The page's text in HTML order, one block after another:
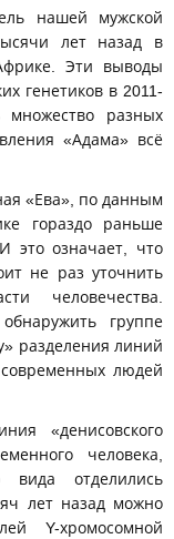
нашей мужской
лет назад в
Эти выводы
генетиков в 2011-
разных
«Адама» всё
«Ева», по данным
гораздо раньше
это означает, что
не раз уточнить
человечества.
группе
разделения линий
людей
«денисовского
человека,
отделились
лет назад можно
Y-хромосомной